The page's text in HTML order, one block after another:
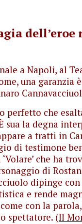
a Napoli, al
una
perfetto che
sua la degna
a tratti in
di testimone
che ha
di
dipinge
e rende
con la
spettatore. (Il